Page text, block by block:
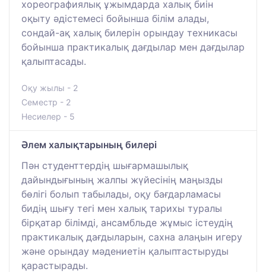
хореографиялық ұжымдарда халық биін
оқыту әдістемесі бойынша білім алады,
сондай-ақ халық билерін орындау техникасы
бойынша практикалық дағдылар мен дағдылар
қалыптасады.
Оқу жылы - 2
Семестр - 2
Несиелер - 5
Әлем халықтарының билері
Пән студенттердің шығармашылық
дайындығының жалпы жүйесінің маңызды
бөлігі болып табылады, оқу бағдарламасы
бидің шығу тегі мен халық тарихы туралы
бірқатар білімді, ансамбльде жұмыс істеудің
практикалық дағдыларын, сахна алаңын игеру
және орындау мәдениетін қалыптастыруды
қарастырады.